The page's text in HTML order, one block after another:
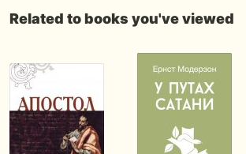
Related to books you've viewed